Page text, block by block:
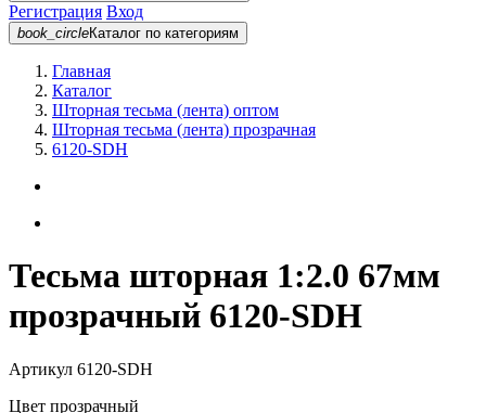
Регистрация Вход
book_circleКаталог по категориям
Главная
Каталог
Шторная тесьма (лента) оптом
Шторная тесьма (лента) прозрачная
6120-SDH
Тесьма шторная 1:2.0 67мм
прозрачный 6120-SDH
Артикул 6120-SDH
Цвет прозрачный